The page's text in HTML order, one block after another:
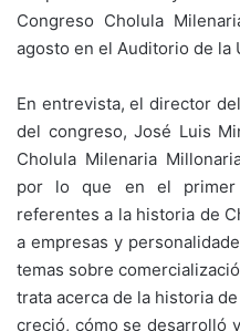
Congreso Cholula
agosto en el Auditorio de la
En entrevista, el director
del congreso, José Luis
Cholula Milenaria
por lo que en el primer
referentes a la historia de
a empresas y
temas sobre
trata acerca de la historia
creció, cómo se desarrolló